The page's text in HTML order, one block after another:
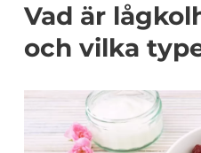
Vad är
och vilka